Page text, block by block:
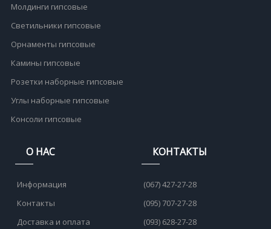
Молдинги гипсовые
Светильники гипсовые
Орнаменты гипсовые
Камины гипсовые
Розетки наборные гипсовые
Углы наборные гипсовые
Консоли гипсовые
О НАС
Информация
Контакты
Доставка и оплата
КОНТАКТЫ
(067) 427-27-28
(095) 707-27-28
(093) 628-27-28